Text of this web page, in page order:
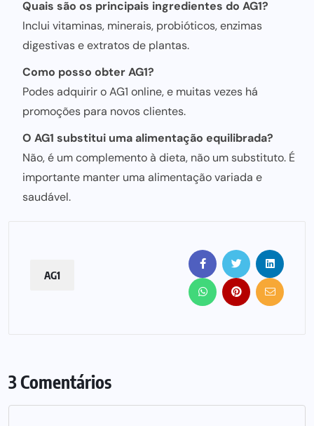
Quais são os principais ingredientes do AG1?
Inclui vitaminas, minerais, probióticos, enzimas
digestivas e extratos de plantas.
Como posso obter AG1?
Podes adquirir o AG1 online, e muitas vezes há
promoções para novos clientes.
O AG1 substitui uma alimentação equilibrada?
Não, é um complemento à dieta, não um substituto. É
importante manter uma alimentação variada e
saudável.
AG1
3 Comentários